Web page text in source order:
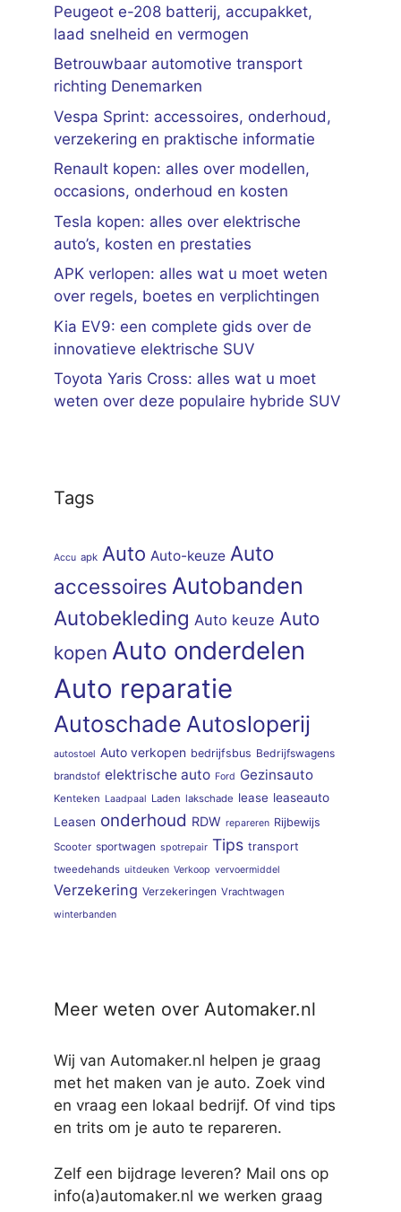
Peugeot e-208 batterij, accupakket,
laad snelheid en vermogen
Betrouwbaar automotive transport
richting Denemarken
Vespa Sprint: accessoires, onderhoud,
verzekering en praktische informatie
Renault kopen: alles over modellen,
occasions, onderhoud en kosten
Tesla kopen: alles over elektrische
auto’s, kosten en prestaties
APK verlopen: alles wat u moet weten
over regels, boetes en verplichtingen
Kia EV9: een complete gids over de
innovatieve elektrische SUV
Toyota Yaris Cross: alles wat u moet
weten over deze populaire hybride SUV
Tags
Accu apk Auto Auto-keuze Auto
accessoires Autobanden
Autobekleding Auto keuze Auto
kopen Auto onderdelen
Auto reparatie
Autoschade Autosloperij
autostoel Auto verkopen bedrijfsbus Bedrijfswagens
brandstof elektrische auto Ford Gezinsauto
Kenteken Laadpaal Laden lakschade lease leaseauto
Leasen onderhoud RDW repareren Rijbewijs
Scooter sportwagen spotrepair Tips transport
tweedehands uitdeuken Verkoop vervoermiddel
Verzekering Verzekeringen Vrachtwagen
winterbanden
Meer weten over Automaker.nl
Wij van Automaker.nl helpen je graag
met het maken van je auto. Zoek vind
en vraag een lokaal bedrijf. Of vind tips
en trits om je auto te repareren.
Zelf een bijdrage leveren? Mail ons op
info(a)automaker.nl we werken graag